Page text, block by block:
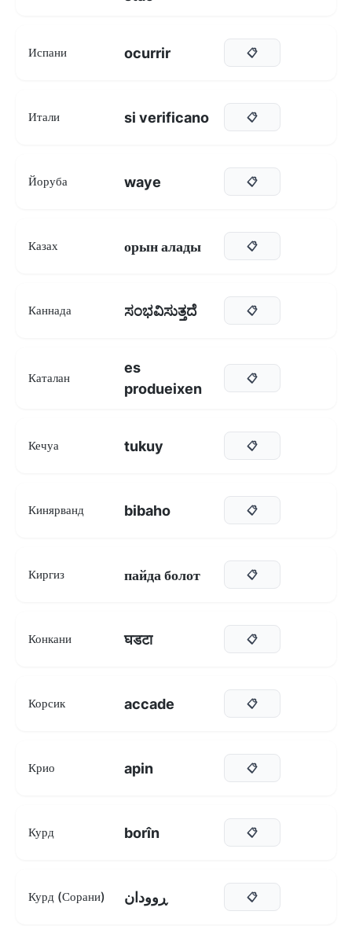
Испани ocurrir 📋
Итали si verificano 📋
Йоруба waye 📋
Казах орын алады 📋
Каннада ಸಂಭವಿಸುತ್ತದೆ 📋
Каталан
es
produeixen
📋
Кечуа tukuy 📋
Кинярванд bibaho 📋
Киргиз пайда болот 📋
Конкани घडटा 📋
Корсик accade 📋
Крио apin 📋
Курд borîn 📋
Курд (Сорани) ڕوودان 📋